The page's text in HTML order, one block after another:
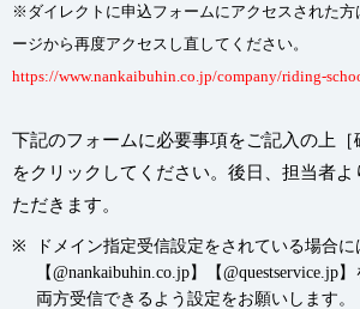
※ダイレクトに申込フォームにアクセスされた
ージから再度アクセスし直してください。
https://www.nankaibuhin.co.jp/company/riding-
下記のフォームに必要事項をご記入の上［
をクリックしてください。後日、担当者
ただきます。
ドメイン指定受信設定をされている場合に
【@nankaibuhin.co.jp】【@questservice.jp】
両方受信できるよう設定をお願いします。